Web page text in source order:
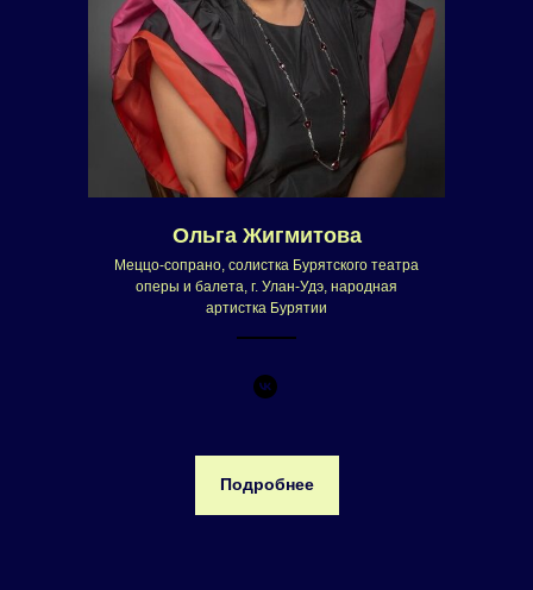
Ольга Жигмитова
Меццо-сопрано, солистка Бурятского театра
оперы и балета, г. Улан-Удэ, народная
артистка Бурятии
Подробнее